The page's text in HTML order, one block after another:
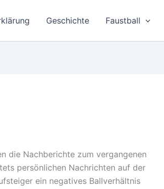
Geschichte Faustball
die Nachberichte zum vergangenen
persönlichen Nachrichten auf der
ein negatives Ballverhältnis